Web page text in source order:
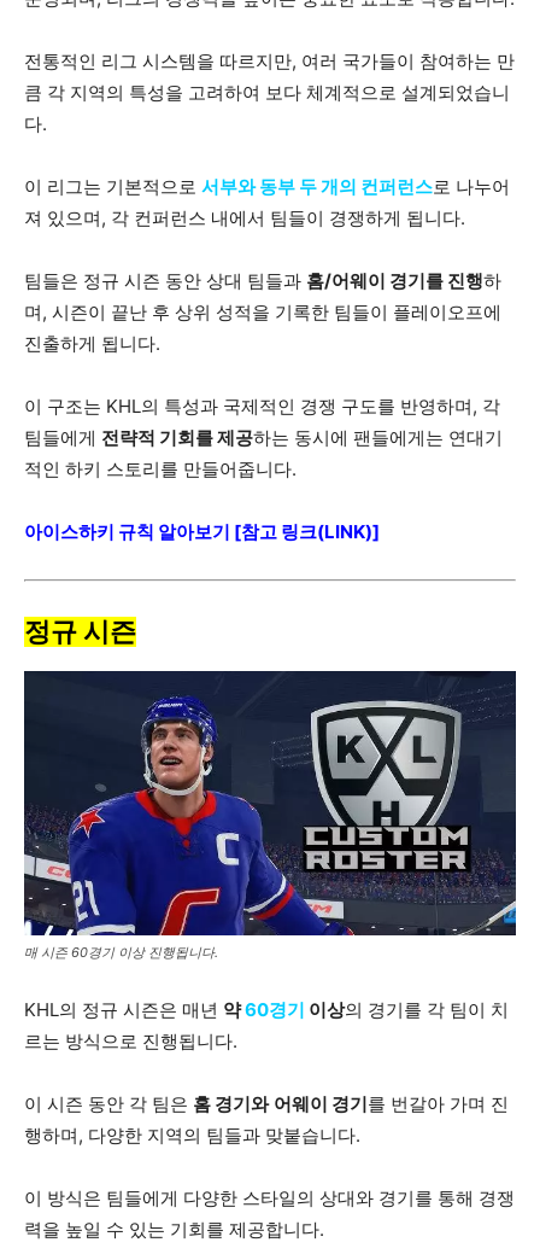
전통적인 리그 시스템을 따르지만, 여러 국가들이 참여하는 만
큼 각 지역의 특성을 고려하여 보다 체계적으로 설계되었습니
다.
이 리그는 기본적으로 서부와 동부 두 개의 컨퍼런스로 나누어
져 있으며, 각 컨퍼런스 내에서 팀들이 경쟁하게 됩니다.
팀들은 정규 시즌 동안 상대 팀들과 홈/어웨이 경기를 진행하
며, 시즌이 끝난 후 상위 성적을 기록한 팀들이 플레이오프에
진출하게 됩니다.
이 구조는 KHL의 특성과 국제적인 경쟁 구도를 반영하며, 각
팀들에게 전략적 기회를 제공하는 동시에 팬들에게는 연대기
적인 하키 스토리를 만들어줍니다.
아이스하키 규칙 알아보기 [참고 링크(LINK)]
정규 시즌
매 시즌 60경기 이상 진행됩니다.
KHL의 정규 시즌은 매년 약60경기 이상의 경기를 각 팀이 치
르는 방식으로 진행됩니다.
이 시즌 동안 각 팀은 홈 경기와 어웨이 경기를 번갈아 가며 진
행하며, 다양한 지역의 팀들과 맞붙습니다.
이 방식은 팀들에게 다양한 스타일의 상대와 경기를 통해 경쟁
력을 높일 수 있는 기회를 제공합니다.